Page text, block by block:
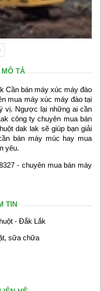
TẢ
Cần bán máy xúc máy đào
mua máy xúc máy đào tại
vị. Ngược lại những ai cần
công ty chuyên mua bán
dak lak sẽ giúp bạn giải
bán máy múc hay mua
yêu.
- chuyên mua bán máy
TIN
- Đắk Lắk
sữa chữa